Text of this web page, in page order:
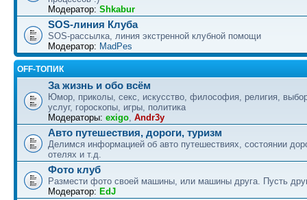
Модератор: Shkabur
SOS-линия Клуба
SOS-рассылка, линия экстренной клубной помощи
Модератор: MadPes
OFF-ТОПИК
За жизнь и обо всём
Юмор, приколы, секс, искусство, философия, религия,
услуг, гороскопы, игры, политика
Модераторы: exigo, Andr3y
Авто путешествия, дороги, туризм
Делимся информацией об авто путешествиях, состоянии
отелях и т.д.
Фото клуб
Размести фото своей машины, или машины друга. Пусть
Модератор: EdJ